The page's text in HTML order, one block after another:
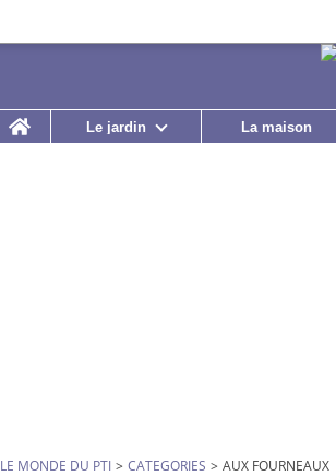
Home
Le jardin La maison
LE MONDE DU PTI > CATEGORIES > AUX FOURNEAUX